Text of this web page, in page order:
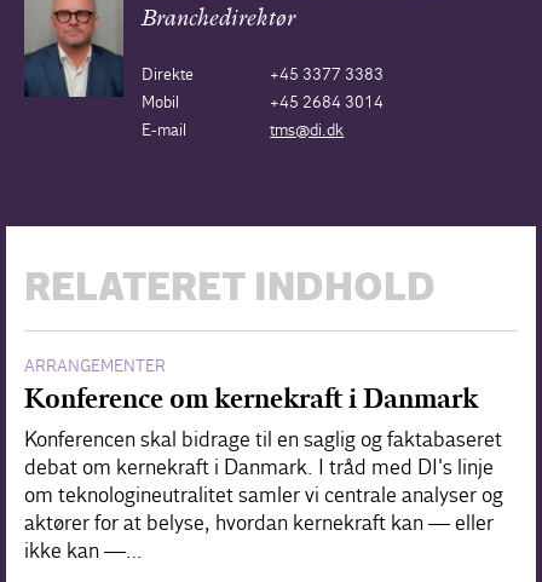
Branchedirektør
Direkte
+45 3377 3383
Mobil
+45 2684 3014
E-mail
tms@di.dk
RELATERET INDHOLD
ARRANGEMENTER
Konference om kernekraft i Danmark
Konferencen skal bidrage til en saglig og faktabaseret
debat om kernekraft i Danmark. I tråd med DI's linje
om teknologineutralitet samler vi centrale analyser og
aktører for at belyse, hvordan kernekraft kan — eller
ikke kan —…